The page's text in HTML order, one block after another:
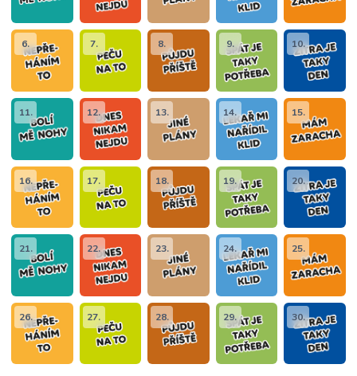
6. 7. 8. 9. 10.
11. 12. 13. 14. 15.
16. 17. 18. 19. 20.
21. 22. 23. 24. 25.
26. 27. 28. 29. 30.